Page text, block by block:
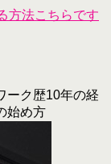
方法こちらです
ーク歴10年の経
始め方